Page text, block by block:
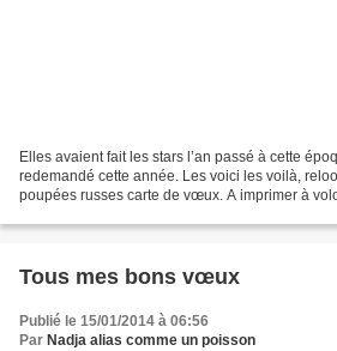
Elles avaient fait les stars l’an passé à cette
redemandé cette année. Les voici les voilà,
poupées russes carte de vœux. A imprimer à
Tous mes bons vœux
Publié le 15/01/2014 à 06:56
Par Nadja alias comme un poisson